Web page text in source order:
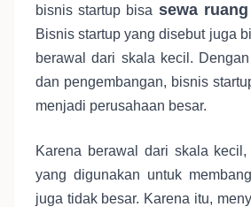
bisnis startup bisa sewa
Bisnis startup yang disebut juga
berawal dari skala kecil.
dan pengembangan, bisnis
menjadi perusahaan besar.
Karena berawal dari skala kecil,
yang digunakan untuk
juga tidak besar. Karena itu,